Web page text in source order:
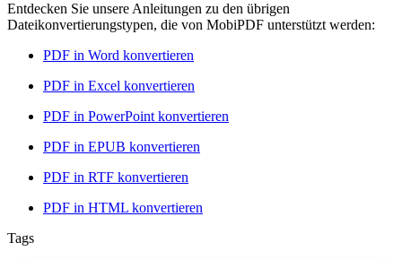
Entdecken Sie unsere Anleitungen zu den übrigen
Dateikonvertierungstypen, die von MobiPDF unterstützt werden:
PDF in Word konvertieren
PDF in Excel konvertieren
PDF in PowerPoint konvertieren
PDF in EPUB konvertieren
PDF in RTF konvertieren
PDF in HTML konvertieren
Tags